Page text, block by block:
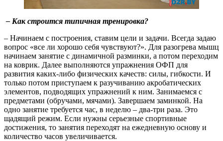
– Как строится типичная тренировка?
– Начинаем с построения, ставим цели и задачи. Всегда задаю
вопрос «все ли хорошо себя чувствуют?». Для разогрева мышц
начинаем занятие с динамичной разминки, а потом переходим
на коврик. Далее выполняются упражнения ОФП для
развития каких-либо физических качеств: силы, гибкости. И
только потом приступаем к разучиванию акробатических
элементов, подводящих упражнений к ним. Занимаемся с
предметами (обручами, мячами). Завершаем заминкой. На
одно занятие требуется час, в неделю – два-три раза. Это
щадящий режим. Если нужны серьезные спортивные
достижения, то занятия переходят на ежедневную основу и
количество часов увеличивается.